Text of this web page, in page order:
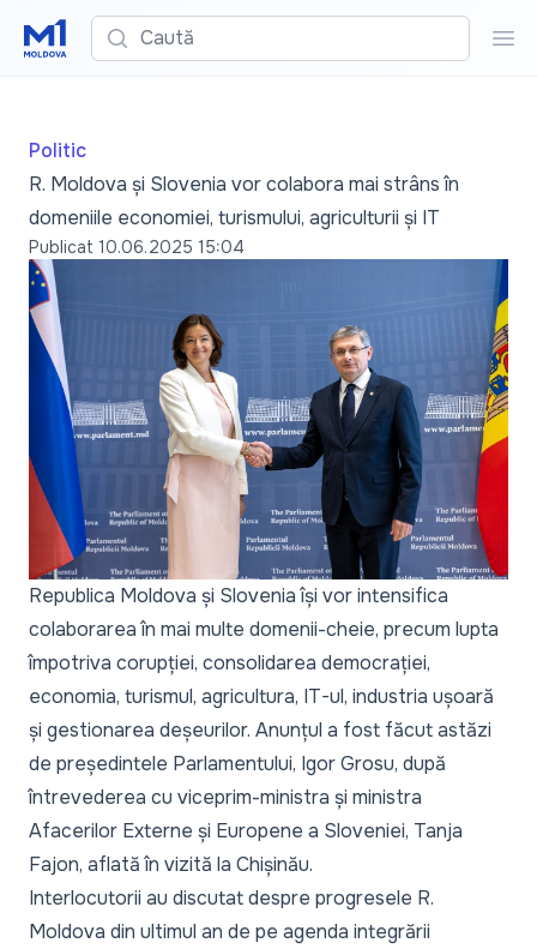
Caută
Politic
R. Moldova și Slovenia vor colabora mai strâns în
domeniile economiei, turismului, agriculturii și IT
Publicat 10.06.2025 15:04
Republica Moldova și Slovenia își vor intensifica
colaborarea în mai multe domenii-cheie, precum lupta
împotriva corupției, consolidarea democrației,
economia, turismul, agricultura, IT-ul, industria ușoară
și gestionarea deșeurilor. Anunțul a fost făcut astăzi
de președintele Parlamentului, Igor Grosu, după
întrevederea cu viceprim-ministra și ministra
Afacerilor Externe și Europene a Sloveniei, Tanja
Fajon, aflată în vizită la Chișinău.
Interlocutorii au discutat despre progresele R.
Moldova din ultimul an de pe agenda integrării